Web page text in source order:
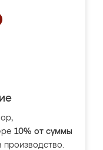
10% от суммы
производство.